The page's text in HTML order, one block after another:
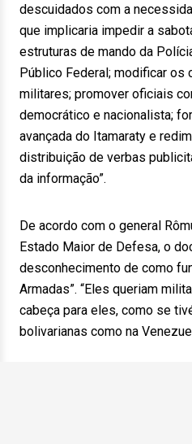
descuidados com a
que implicaria impedir a
estruturas de mando da
Público Federal; modificar os
militares; promover oficiais
democrático e nacionalista;
avançada do Itamaraty e
distribuição de verbas
da informação”.
De acordo com o general
Estado Maior de Defesa, o
desconhecimento de como
Armadas”. “Eles queriam
cabeça para eles, como se
bolivarianas como na